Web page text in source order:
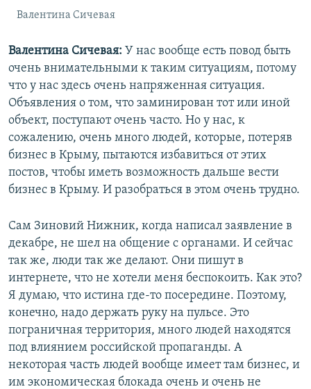
Валентина Сичевая
Валентина Сичевая: У нас вообще есть повод быть
очень внимательными к таким ситуациям, потому
что у нас здесь очень напряженная ситуация.
Объявления о том, что заминирован тот или иной
объект, поступают очень часто. Но у нас, к
сожалению, очень много людей, которые, потеряв
бизнес в Крыму, пытаются избавиться от этих
постов, чтобы иметь возможность дальше вести
бизнес в Крыму. И разобраться в этом очень трудно.
Сам Зиновий Нижник, когда написал заявление в
декабре, не шел на общение с органами. И сейчас
так же, люди так же делают. Они пишут в
интернете, что не хотели меня беспокоить. Как это?
Я думаю, что истина где-то посередине. Поэтому,
конечно, надо держать руку на пульсе. Это
пограничная территория, много людей находятся
под влиянием российской пропаганды. А
некоторая часть людей вообще имеет там бизнес, и
им экономическая блокада очень и очень не